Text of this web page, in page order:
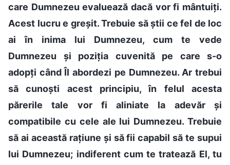
care Dumnezeu evaluează dacă vor fi mântuiți.
Acest lucru e greșit. Trebuie să știi ce fel de loc
ai în inima lui Dumnezeu, cum te vede
Dumnezeu și poziția cuvenită pe care s-o
adopți când Îl abordezi pe Dumnezeu. Ar trebui
să cunoști acest principiu, în felul acesta
părerile tale vor fi aliniate la adevăr și
compatibile cu cele ale lui Dumnezeu. Trebuie
să ai această rațiune și să fii capabil să te supui
lui Dumnezeu; indiferent cum te tratează El, tu